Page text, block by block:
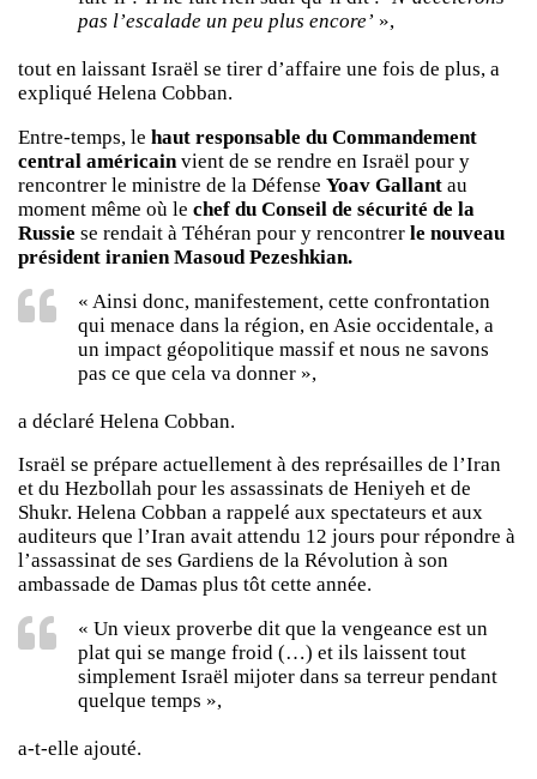
pas l’escalade un peu plus encore’ »,
tout en laissant Israël se tirer d’affaire une fois de plus, a
expliqué Helena Cobban.
Entre-temps, le haut responsable du Commandement
central américainvient de se rendre en Israël pour y
rencontrer le ministre de la Défense Yoav Gallant au
moment même où le chef du Conseil de sécurité de la
Russie se rendait à Téhéran pour y rencontrer le nouveau
président iranien Masoud Pezeshkian.
« Ainsi donc, manifestement, cette confrontation
qui menace dans la région, en Asie occidentale, a
un impact géopolitique massif et nous ne savons
pas ce que cela va donner »,
a déclaré Helena Cobban.
Israël se prépare actuellement à des représailles de l’Iran
et du Hezbollah pour les assassinats de Heniyeh et de
Shukr. Helena Cobban a rappelé aux spectateurs et aux
auditeurs que l’Iran avait attendu 12 jours pour répondre à
l’assassinat de ses Gardiens de la Révolution à son
ambassade de Damas plus tôt cette année.
« Un vieux proverbe dit que la vengeance est un
plat qui se mange froid (…) et ils laissent tout
simplement Israël mijoter dans sa terreur pendant
quelque temps »,
a-t-elle ajouté.